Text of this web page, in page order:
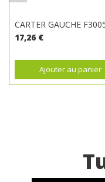
CARTER GAUCHE
17,26 €
Ajouter au panier